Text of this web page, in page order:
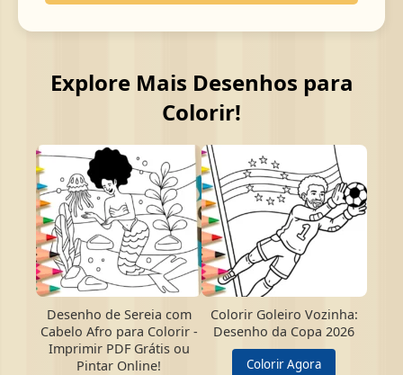
Explore Mais Desenhos para
Colorir!
Desenho de Sereia com
Cabelo Afro para Colorir -
Imprimir PDF Grátis ou
Pintar Online!
Colorir Goleiro Vozinha:
Desenho da Copa 2026
Colorir Agora